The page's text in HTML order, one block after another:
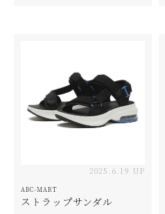
2025.6.19 UP
ABC-MART
ストラップサンダル